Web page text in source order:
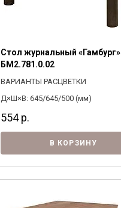
Стол журнальный «Гамбург»
БМ2.781.0.02
ВАРИАНТЫ РАСЦВЕТКИ
Д×Ш×В: 645/645/500 (мм)
554р.
В КОРЗИНУ